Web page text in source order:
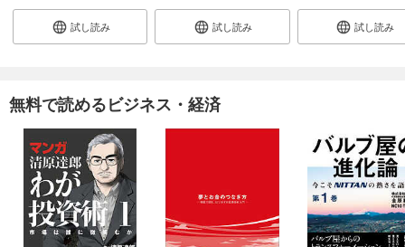
試し読み 試し読み 試し読み
無料で読めるビジネス・経済